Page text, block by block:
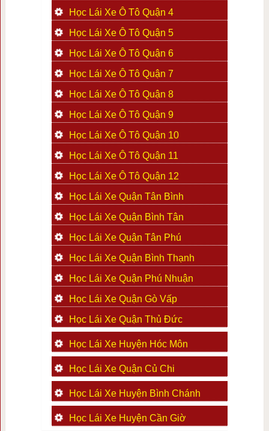
Học Lái Xe Ô Tô Quận 4
Học Lái Xe Ô Tô Quận 5
Học Lái Xe Ô Tô Quận 6
Học Lái Xe Ô Tô Quận 7
Học Lái Xe Ô Tô Quận 8
Học Lái Xe Ô Tô Quận 9
Học Lái Xe Ô Tô Quận 10
Học Lái Xe Ô Tô Quận 11
Học Lái Xe Ô Tô Quận 12
Học Lái Xe Quận Tân Bình
Học Lái Xe Quận Bình Tân
Học Lái Xe Quận Tân Phú
Học Lái Xe Quận Bình Thạnh
Học Lái Xe Quận Phú Nhuận
Học Lái Xe Quận Gò Vấp
Học Lái Xe Quận Thủ Đức
Học Lái Xe Huyện Hóc Môn
Học Lái Xe Quận Củ Chi
Học Lái Xe Huyện Bình Chánh
Học Lái Xe Huyện Cần Giờ